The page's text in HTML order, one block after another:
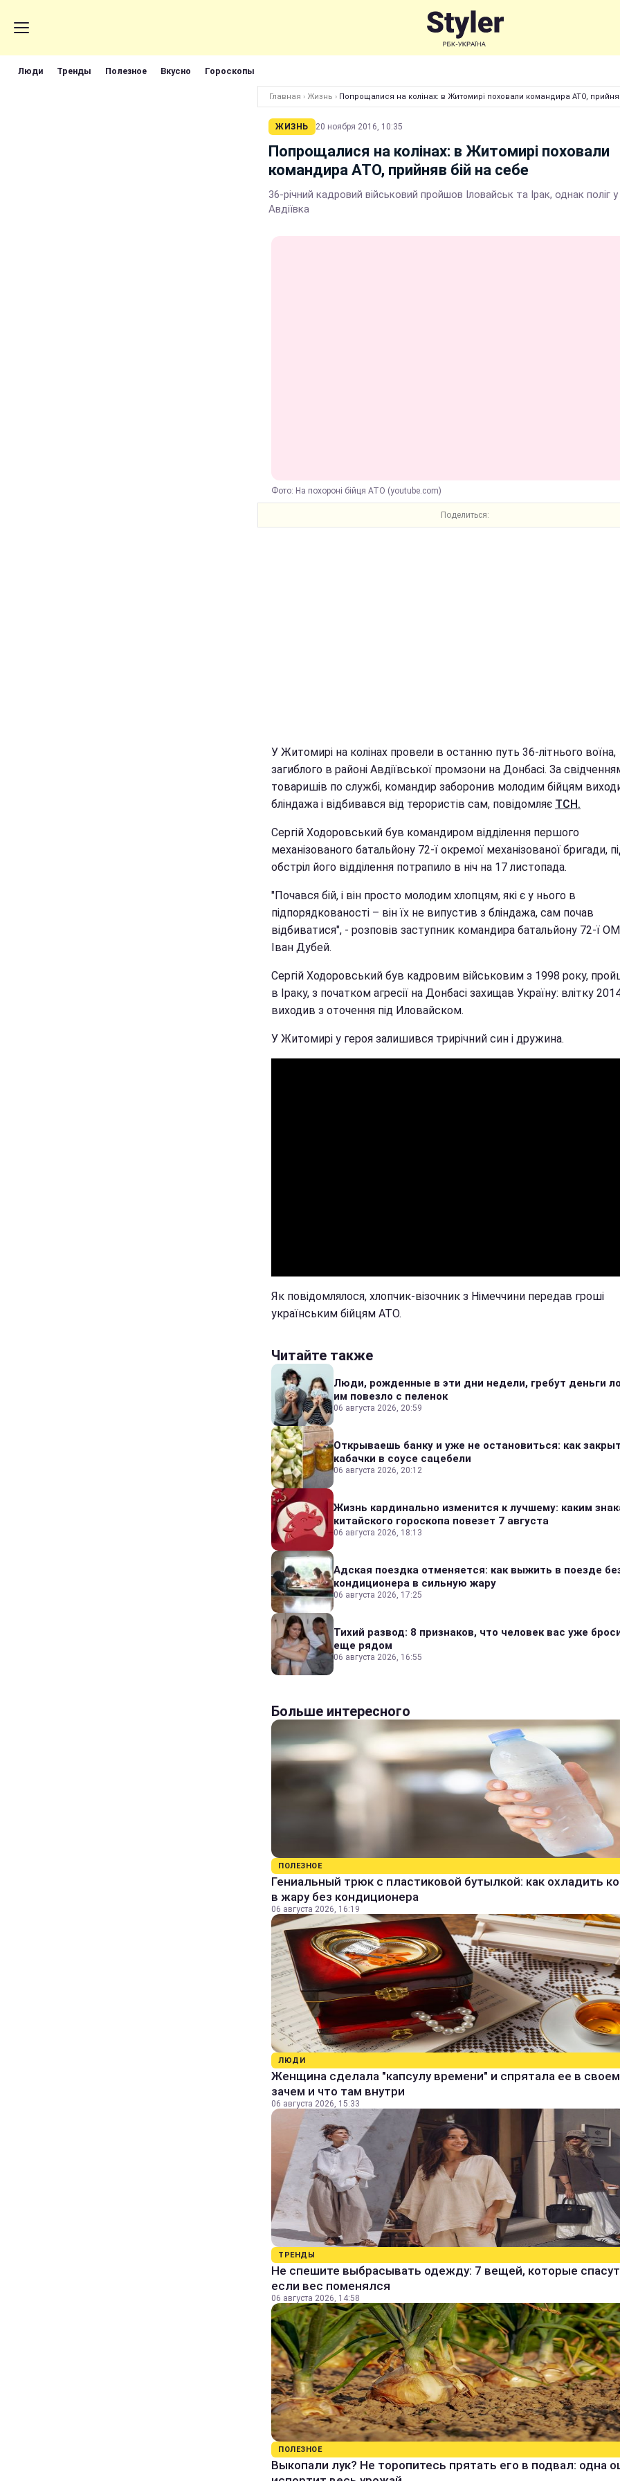
Люди Тренды Полезное Вкусно Гороскопы
Главная › Жизнь › Попрощалися на колінах: в Житомирі поховали командира АТО,
ЖИЗНЬ 20 ноября 2016, 10:35
Попрощалися на колінах: в Житомирі поховали
командира АТО, прийняв бій на себе
36-річний кадровий військовий пройшов Іловайськ та Ірак, однак поліг у
Авдіївка
Фото: На похороні бійця АТО (youtube.com)
Поделиться:
У Житомирі на колінах провели в останню путь 36-літнього воїна,
загиблого в районі Авдіївської промзони на Донбасі. За
товаришів по службі, командир заборонив молодим бійцям
бліндажа і відбивався від терористів сам, повідомляє ТСН.
Сергій Ходоровський був командиром відділення першого
механізованого батальйону 72-ї окремої механізованої бригади,
обстріл його відділення потрапило в ніч на 17 листопада.
"Почався бій, і він просто молодим хлопцям, які є у нього в
підпорядкованості – він їх не випустив з бліндажа, сам почав
відбиватися", - розповів заступник командира батальйону 72-ї
Іван Дубей.
Сергій Ходоровський був кадровим військовим з 1998 року,
в Іраку, з початком агресії на Донбасі захищав Україну: влітку
виходив з оточення під Иловайском.
У Житомирі у героя залишився трирічний син і дружина.
Як повідомлялося, хлопчик-візочник з Німеччини передав гроші
українським бійцям АТО.
Читайте также
Люди, рожденные в эти дни недели, гребут деньги
им повезло с пеленок
06 августа 2026, 20:59
Открываешь банку и уже не остановиться: как
кабачки в соусе сацебели
06 августа 2026, 20:12
Жизнь кардинально изменится к лучшему: каким
китайского гороскопа повезет 7 августа
06 августа 2026, 18:13
Адская поездка отменяется: как выжить в поезде
кондиционера в сильную жару
06 августа 2026, 17:25
Тихий развод: 8 признаков, что человек вас уже
еще рядом
06 августа 2026, 16:55
Больше интересного
ПОЛЕЗНОЕ
Гениальный трюк с пластиковой бутылкой: как охладить
в жару без кондиционера
06 августа 2026, 16:19
ЛЮДИ
Женщина сделала "капсулу времени" и спрятала ее в
зачем и что там внутри
06 августа 2026, 15:33
ТРЕНДЫ
Не спешите выбрасывать одежду: 7 вещей, которые спасут
если вес поменялся
06 августа 2026, 14:58
ПОЛЕЗНОЕ
Выкопали лук? Не торопитесь прятать его в подвал: одна